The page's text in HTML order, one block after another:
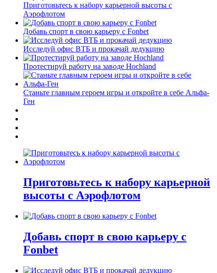
Приготовьтесь к набору карьерной высоты с
Аэрофлотом
Добавь спорт в свою карьеру с Fonbet
Исследуй офис ВТБ и прокачай дедукцию
Протестируй работу на заводе Hochland
Станьте главным героем игры и откройте в себе Альфа-
Ген
Приготовьтесь к набору карьерной
высоты с Аэрофлотом
Добавь спорт в свою карьеру с
Fonbet